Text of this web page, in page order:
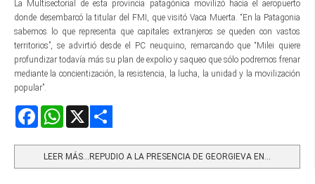
La Multisectorial de esta provincia patagónica movilizó hacia el aeropuerto
donde desembarcó la titular del FMI, que visitó Vaca Muerta. “En la Patagonia
sabemos lo que representa que capitales extranjeros se queden con vastos
territorios”, se advirtió desde el PC neuquino, remarcando que “Milei quiere
profundizar todavía más su plan de expolio y saqueo que sólo podremos frenar
mediante la concientización, la resistencia, la lucha, la unidad y la movilización
popular”.
FacebookWhatsApp
LEER MÁS…REPUDIO A LA PRESENCIA DE GEORGIEVA EN...